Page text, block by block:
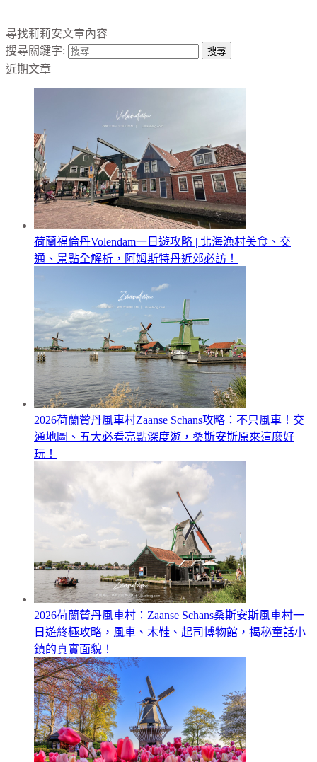
尋找莉莉安文章內容
搜尋關鍵字:
近期文章
荷蘭福倫丹Volendam一日遊攻略 | 北海漁村美食、交
通、景點全解析，阿姆斯特丹近郊必訪！
2026荷蘭贊丹風車村Zaanse Schans攻略：不只風車！交
通地圖、五大必看亮點深度遊，桑斯安斯原來這麼好
玩！
2026荷蘭贊丹風車村：Zaanse Schans桑斯安斯風車村一
日遊終極攻略，風車、木鞋、起司博物館，揭秘童話小
鎮的真實面貌！